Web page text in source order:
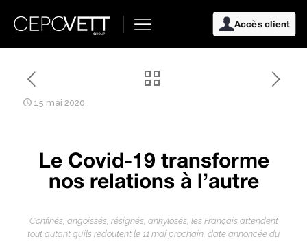
Accès client
15 mai 2020
Le Covid-19 transforme
nos relations à l’autre
Confinés, angoissés, résignés, ankylosés, les Français attendent
tout autant qu’ils redoutent le 11 mai prochain, date annoncée du